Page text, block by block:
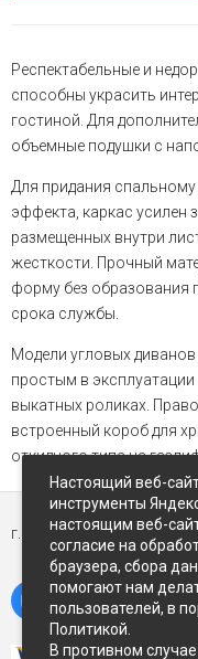
Респектабельные и
способны украсить
гостиной. Для
объемные подушки с
Для придания
эффекта, каркас усилен
размещенных внутри
жесткости. Прочный
форму без образования
срока службы.
Модели угловых
простым в
выкатных роликах.
встроенный короб для
откидного типа на
г. Петропавловск-
Настоящий веб-
инструменты
настоящим веб-
согласие на
браузера, сбора
помогают нам
пользователей, в
Политикой.
В противном